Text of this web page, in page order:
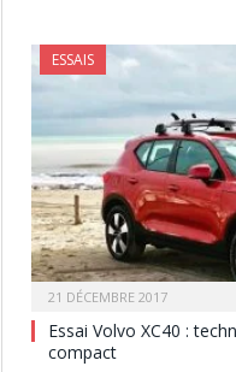
ESSAIS
21 DÉCEMBRE 2017
Essai Volvo XC40 :
compact